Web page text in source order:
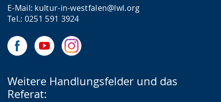
E-Mail: kultur-in-westfalen@lwl.org
Tel.: 0251 591 3924
Weitere Handlungsfelder und das
Referat: